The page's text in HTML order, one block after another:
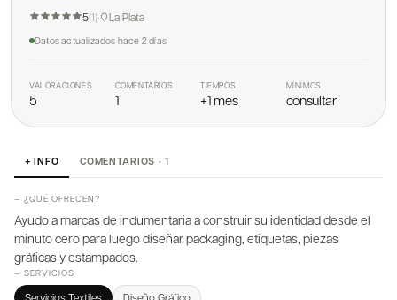
5(1)· La Plata
Datos actualizados hace 2 días
VALORACIONES
5
COMENTARIOS
1
TIEMPOS
+1 mes
MÍNIMOS
consultar
+ INFO COMENTARIOS · 1
— ¿QUÉ OFRECEN?
Ayudo a marcas de indumentaria a construir su identidad desde el
minuto cero para luego diseñar packaging, etiquetas, piezas
gráficas y estampados.
— SERVICIOS
Servicios Textiles Diseño Gráfico